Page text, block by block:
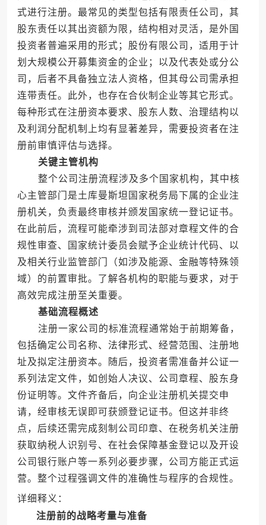
式进行注册。最常见的类型包括有限责任公司，其
股东责任以其出资额为限，结构相对灵活，是外国
投资者普遍采用的形式；股份有限公司，适用于计
划大规模公开募集资金的企业；以及代表处或分公
司，后者不具备独立法人资格，但其母公司需承担
连带责任。此外，也存在合伙制企业等其它形式。
每种形式在注册资本要求、股东人数、治理结构以
及利润分配机制上均有显著差异，需要投资者在注
册前审慎评估与选择。
关键主管机构
整个公司注册流程涉及多个国家机构，其中核
心主管部门是土库曼斯坦国家税务局下属的企业注
册机关，负责最终审核并颁发国家统一登记证书。
在此前后，流程可能牵涉到司法部对章程文件的合
规性审查、国家统计委员会赋予企业统计代码、以
及相关行业监管部门（如涉及能源、金融等特殊领
域）的前置审批。了解各机构的职能与要求，对于
高效完成注册至关重要。
基础流程概述
注册一家公司的标准流程通常始于前期筹备，
包括确定公司名称、法律形式、经营范围、注册地
址及拟定注册资本。随后，投资者需准备并公证一
系列法定文件，如创始人决议、公司章程、股东身
份证明等。文件齐备后，向企业注册机关提交申
请，经审核无误即可获颁登记证书。但这并非终
点，后续还需完成刻制公司印章、在税务机关注册
获取纳税人识别号、在社会保障基金登记以及开设
公司银行账户等一系列必要步骤，公司方能正式运
营。整个过程强调文件的准确性与程序的合规性。
详细释义：
注册前的战略考量与准备